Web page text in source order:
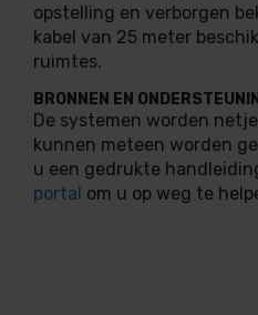
opstelling en verborgen
kabel van 25 meter
ruimtes.
BRONNEN EN
De systemen worden
kunnen meteen worden
u een gedrukte
portal om u op weg te